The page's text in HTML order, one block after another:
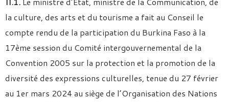
la culture, des arts et du tourisme a fait au Conseil le
compte rendu de la participation du Burkina Faso à la
17ème session du Comité intergouvernemental de la
Convention 2005 sur la protection et la promotion de la
diversité des expressions culturelles, tenue du 27 février
au 1er mars 2024 au siège de l’Organisation des Nations